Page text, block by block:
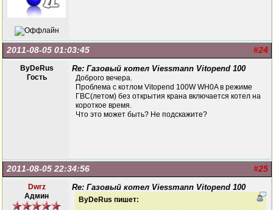
#24
2011-08-05 01:03:45
ByDeRus
Гость
Re: Газовый котел Viessmann Vitopend 100
Доброго вечера.
Проблема с котлом Vitopend 100W WH0A в режиме
ГВС(летом) без открытия крана включается котел на
короткое время.
Что это может быть? Не подскажите?
#25
2011-08-05 22:34:56
Dwrz
Админ
Re: Газовый котел Viessmann Vitopend 100
ByDeRus пишет: